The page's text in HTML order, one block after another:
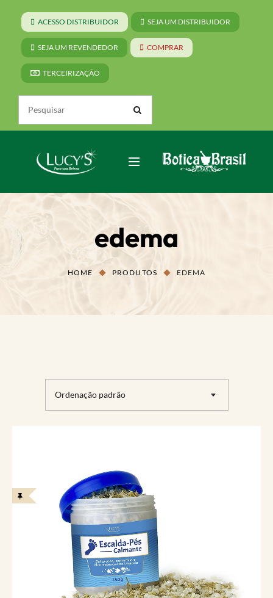
ACESSO DISTRIBUIDOR SEJA UM DISTRIBUIDOR
SEJA UM REVENDEDOR COMPRAR
TERCEIRIZAÇÃO
edema
HOME PRODUTOS EDEMA
Ordenação padrão